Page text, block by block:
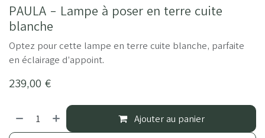
PAULA - Lampe à poser en terre cuite
blanche
Optez pour cette lampe en terre cuite blanche, parfaite
en éclairage d’appoint.
239,00 €
Ajouter au panier